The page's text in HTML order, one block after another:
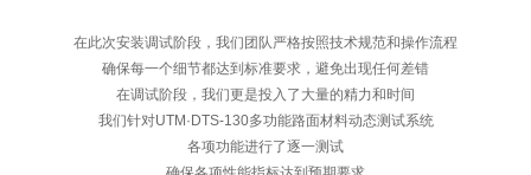
在此次安装调试阶段，我们团队严格按照技术规范和操作流程
确保每一个细节都达到标准要求，避免出现任何差错
在调试阶段，我们更是投入了大量的精力和时间
我们针对UTM·DTS-130多功能路面材料动态测试系统
各项功能进行了逐一测试